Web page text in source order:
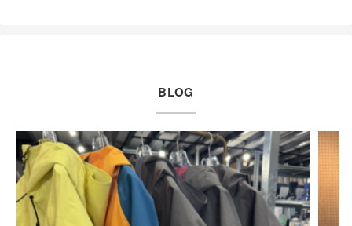
BLOG